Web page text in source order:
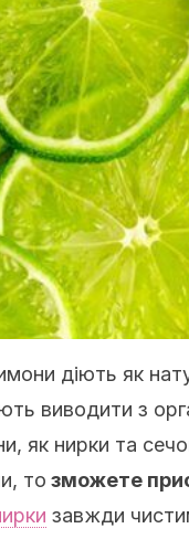
діють як
виводити з
як нирки та
то зможете
завжди